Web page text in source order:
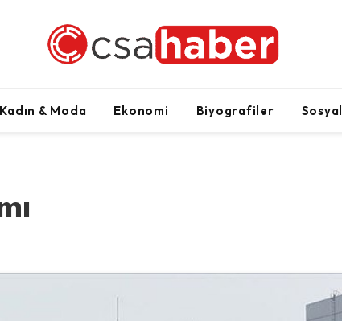
Kadın & Moda Ekonomi Biyografiler